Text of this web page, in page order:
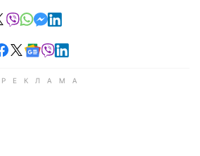
у Telegram
у Facebook
поділитись у X
відправити у Viber
відправити у Whatsapp
відправити у Messenger
відправити у LinkedIn
у Telegram
Читайте у Facebook
Читайте у X
Читайте у Google news
Читайте у Viber
Читайте у LinkedIn